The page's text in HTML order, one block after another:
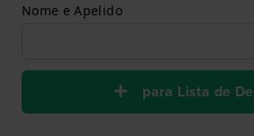
Nome e Apelido
para Lista de